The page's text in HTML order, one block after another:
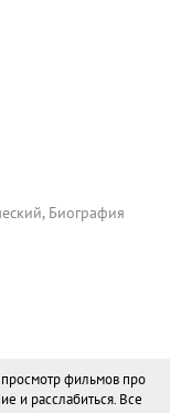
Биография
фильмов про
и расслабиться. Все